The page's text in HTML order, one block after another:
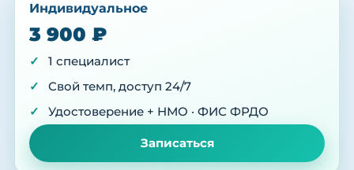
Индивидуальное
3 900 ₽
1 специалист
Свой темп, доступ 24/7
Удостоверение + НМО · ФИС ФРДО
Записаться